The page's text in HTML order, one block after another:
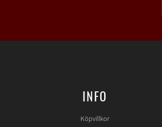
INFO
Köpvillkor